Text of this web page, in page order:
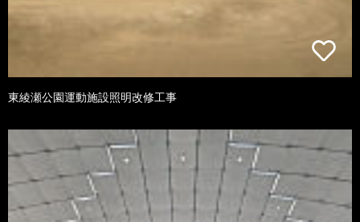
東綾瀬公園運動施設照明改修工事